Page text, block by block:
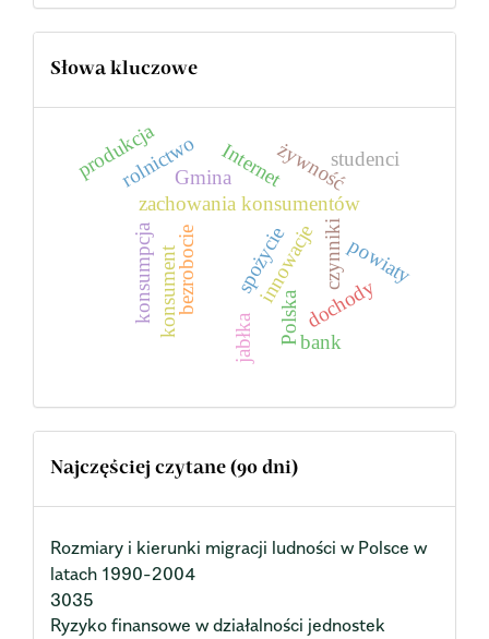
Słowa kluczowe
konsument
zachowania konsumentów
innowacje
spożycie
rolnictwo
Polska
konsumpcja
Gmina
czynniki
Internetżywność
jabłka
produkcja
dochody
bezrobocie
bank
studenci
powiaty
Najczęściej czytane (90 dni)
Rozmiary i kierunki migracji ludności w Polsce w
latach 1990-2004
3035
Ryzyko finansowe w działalności jednostek